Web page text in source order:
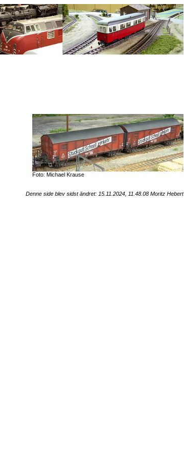
Foto: Michael Krause
Denne side blev sidst ändret: 15.11.2024, 11.48.08 Moritz Hebert